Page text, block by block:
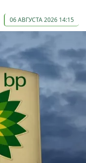
06 АВГУСТА 2026 14:15